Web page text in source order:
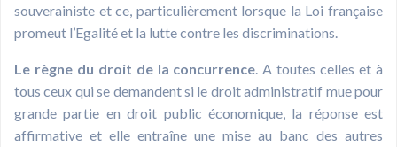
souverainiste et ce, particulièrement lorsque la Loi française
promeut l’Egalité et la lutte contre les discriminations.
Le règne du droit de la concurrence. A toutes celles et à
tous ceux qui se demandent si le droit administratif mue pour
grande partie en droit public économique, la réponse est
affirmative et elle entraîne une mise au banc des autres